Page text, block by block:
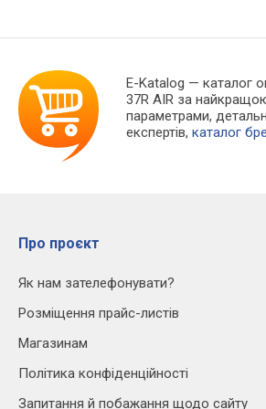
E-Katalog — каталог
37R AIR за
параметрами,
експертів,каталог
Про проєкт
Як нам зателефонувати?
Розміщення прайс-листів
Магазинам
Політика конфіденційності
Запитання й побажання щодо сайту